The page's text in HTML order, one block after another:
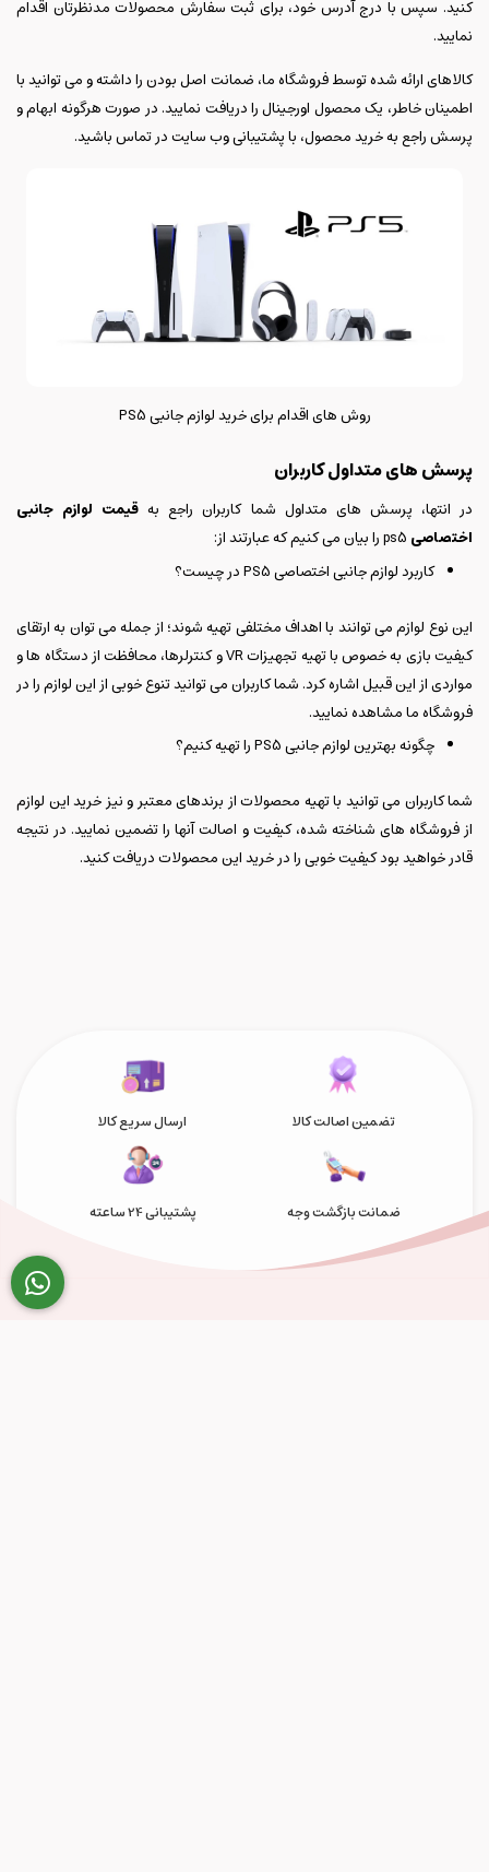
کنید. سپس با درج آدرس خود، برای ثبت سفارش محصولات مدنظرتان اقدام
نمایید.
کالاهای ارائه شده توسط فروشگاه ما، ضمانت اصل بودن را داشته و می توانید با
اطمینان خاطر، یک محصول اورجینال را دریافت نمایید. در صورت هرگونه ابهام و
پرسش راجع به خرید محصول، با پشتیبانی وب سایت در تماس باشید.
روش های اقدام برای خرید لوازم جانبی PS5
پرسش های متداول کاربران
در انتها، پرسش های متداول شما کاربران راجع به قیمت لوازم جانبی
اختصاصی ps5 را بیان می کنیم که عبارتند از:
کاربرد لوازم جانبی اختصاصی PS5 در چیست؟
این نوع لوازم می توانند با اهداف مختلفی تهیه شوند؛ از جمله می توان به ارتقای
کیفیت بازی به خصوص با تهیه تجهیزات VR و کنترلرها، محافظت از دستگاه ها و
مواردی از این قبیل اشاره کرد. شما کاربران می توانید تنوع خوبی از این لوازم را در
فروشگاه ما مشاهده نمایید.
چگونه بهترین لوازم جانبی PS5 را تهیه کنیم؟
شما کاربران می توانید با تهیه محصولات از برندهای معتبر و نیز خرید این لوازم
از فروشگاه های شناخته شده، کیفیت و اصالت آنها را تضمین نمایید. در نتیجه
قادر خواهید بود کیفیت خوبی را در خرید این محصولات دریافت کنید.
تضمین اصالت کالا ارسال سریع کالا
ضمانت بازگشت وجه پشتیبانی 24 ساعته